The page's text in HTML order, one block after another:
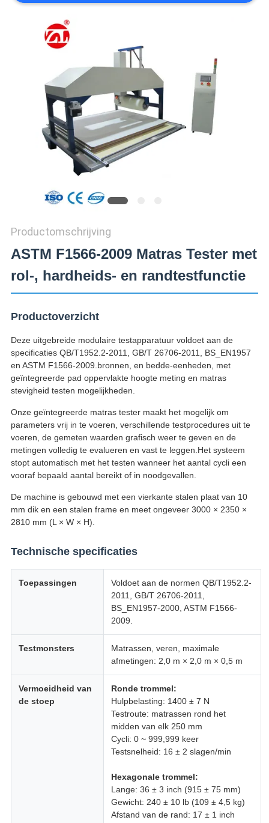
SITEMAP
PRIVACY
POLICY
Productomschrijving
ASTM F1566-2009 Matras Tester met
rol-, hardheids- en randtestfunctie
Productoverzicht
Deze uitgebreide modulaire testapparatuur voldoet aan de
specificaties QB/T1952.2-2011, GB/T 26706-2011, BS_EN1957
en ASTM F1566-2009.bronnen, en bedde-eenheden, met
geïntegreerde pad oppervlakte hoogte meting en matras
stevigheid testen mogelijkheden.
Onze geïntegreerde matras tester maakt het mogelijk om
parameters vrij in te voeren, verschillende testprocedures uit te
voeren, de gemeten waarden grafisch weer te geven en de
metingen volledig te evalueren en vast te leggen.Het systeem
stopt automatisch met het testen wanneer het aantal cycli een
vooraf bepaald aantal bereikt of in noodgevallen.
De machine is gebouwd met een vierkante stalen plaat van 10
mm dik en een stalen frame en meet ongeveer 3000 × 2350 ×
2810 mm (L × W × H).
Technische specificaties
Toepassingen
Voldoet aan de normen QB/T1952.2-
2011, GB/T 26706-2011,
BS_EN1957-2000, ASTM F1566-
2009.
Testmonsters
Matrassen, veren, maximale
afmetingen: 2,0 m × 2,0 m × 0,5 m
Vermoeidheid van
de stoep
Ronde trommel:
Hulpbelasting: 1400 ± 7 N
Testroute: matrassen rond het
midden van elk 250 mm
Cycli: 0 ~ 999,999 keer
Testsnelheid: 16 ± 2 slagen/min
Hexagonale trommel:
Lange: 36 ± 3 inch (915 ± 75 mm)
Gewicht: 240 ± 10 lb (109 ± 4,5 kg)
Afstand van de rand: 17 ± 1 inch